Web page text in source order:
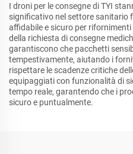
I droni per le consegne di TYI
significativo nel settore sanitario
affidabile e sicuro per
della richiesta di consegne
garantiscono che pacchetti
tempestivamente, aiutando i
rispettare le scadenze critiche
equipaggiati con funzionalità di
tempo reale, garantendo che i
sicuro e puntualmente.